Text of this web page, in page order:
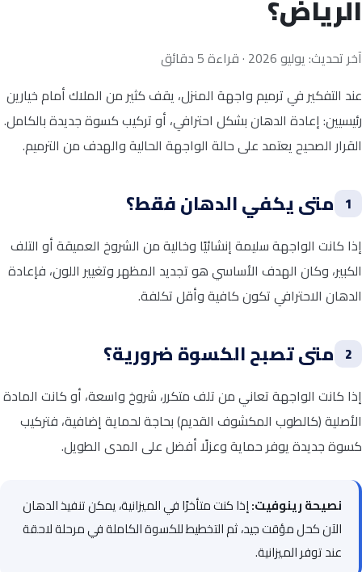
الرياض؟
آخر تحديث: يوليو 2026 · قراءة 5 دقائق
عند التفكير في ترميم واجهة المنزل، يقف كثير من الملاك أمام خيارين
رئيسيين: إعادة الدهان بشكل احترافي، أو تركيب كسوة جديدة بالكامل.
القرار الصحيح يعتمد على حالة الواجهة الحالية والهدف من الترميم.
1 متى يكفي الدهان فقط؟
إذا كانت الواجهة سليمة إنشائيًا وخالية من الشروخ العميقة أو التلف
الكبير، وكان الهدف الأساسي هو تجديد المظهر وتغيير اللون، فإعادة
الدهان الاحترافي تكون كافية وأقل تكلفة.
2 متى تصبح الكسوة ضرورية؟
إذا كانت الواجهة تعاني من تلف متكرر، شروخ واسعة، أو كانت المادة
الأصلية (كالطوب المكشوف القديم) بحاجة لحماية إضافية، فتركيب
كسوة جديدة يوفر حماية وعزلًا أفضل على المدى الطويل.
نصيحة رينوفيت:إذا كنت متأخرًا في الميزانية، يمكن تنفيذ الدهان
الآن كحل مؤقت جيد، ثم التخطيط للكسوة الكاملة في مرحلة لاحقة
عند توفر الميزانية.